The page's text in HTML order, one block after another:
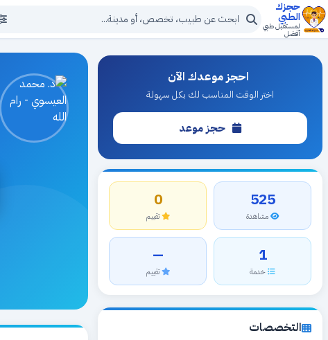
حجزك
الطبي
لمستقبل طبي
أفضل
احجز موعدك الآن
اختر الوقت المناسب لك بكل سهولة
حجز موعد
525
مشاهدة
0
تقييم
1
خدمة
—
تقييم
التخصصات